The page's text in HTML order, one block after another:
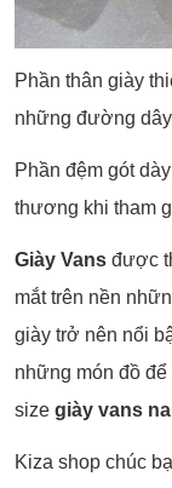
Phần thân giày
những đường
Phần đệm gót
thương khi tham
Giày Vans được
mắt trên nền
giày trở nên nổi
những món đồ
size giày vans
Kiza shop chúc